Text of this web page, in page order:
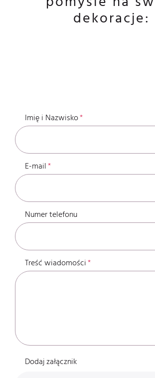
dekoracje:
Imię i Nazwisko
E-mail
Numer telefonu
Treść wiadomości
Dodaj załącznik